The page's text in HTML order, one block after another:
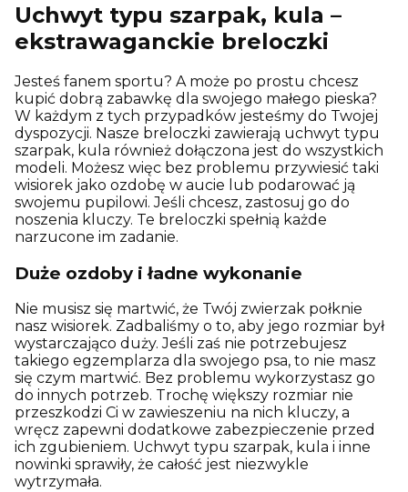
Uchwyt typu szarpak, kula –
ekstrawaganckie breloczki
Jesteś fanem sportu? A może po prostu chcesz
kupić dobrą zabawkę dla swojego małego pieska?
W każdym z tych przypadków jesteśmy do Twojej
dyspozycji. Nasze breloczki zawierają uchwyt typu
szarpak, kula również dołączona jest do wszystkich
modeli. Możesz więc bez problemu przywiesić taki
wisiorek jako ozdobę w aucie lub podarować ją
swojemu pupilowi. Jeśli chcesz, zastosuj go do
noszenia kluczy. Te breloczki spełnią każde
narzucone im zadanie.
Duże ozdoby i ładne wykonanie
Nie musisz się martwić, że Twój zwierzak połknie
nasz wisiorek. Zadbaliśmy o to, aby jego rozmiar był
wystarczająco duży. Jeśli zaś nie potrzebujesz
takiego egzemplarza dla swojego psa, to nie masz
się czym martwić. Bez problemu wykorzystasz go
do innych potrzeb. Trochę większy rozmiar nie
przeszkodzi Ci w zawieszeniu na nich kluczy, a
wręcz zapewni dodatkowe zabezpieczenie przed
ich zgubieniem. Uchwyt typu szarpak, kula i inne
nowinki sprawiły, że całość jest niezwykle
wytrzymała.